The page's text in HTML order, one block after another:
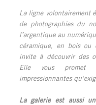
La ligne volontairement
de photographies du
l’argentique au
céramique, en bois ou
invite à découvrir des
Elle vous promet
impressionnantes
La galerie est aussi